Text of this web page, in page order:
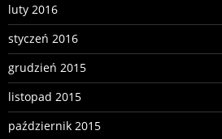
luty 2016
styczeń 2016
grudzień 2015
listopad 2015
październik 2015